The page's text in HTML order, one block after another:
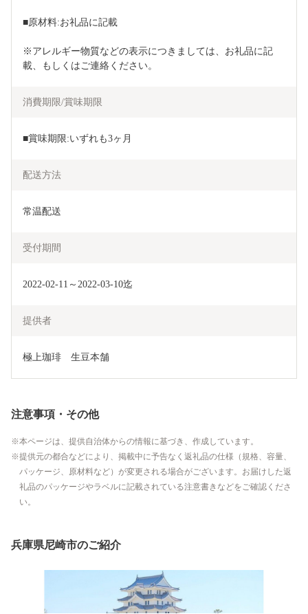
■原材料:お礼品に記載
※アレルギー物質などの表示につきましては、お礼品に記
載、もしくはご連絡ください。
消費期限/賞味期限
■賞味期限:いずれも3ヶ月
配送方法
常温配送
受付期間
2022-02-11～2022-03-10迄
提供者
極上珈琲　生豆本舗
注意事項・その他
本ページは、提供自治体からの情報に基づき、作成しています。
提供元の都合などにより、掲載中に予告なく返礼品の仕様（規格、容量、
パッケージ、原材料など）が変更される場合がございます。お届けした返
礼品のパッケージやラベルに記載されている注意書きなどをご確認くださ
い。
兵庫県尼崎市のご紹介